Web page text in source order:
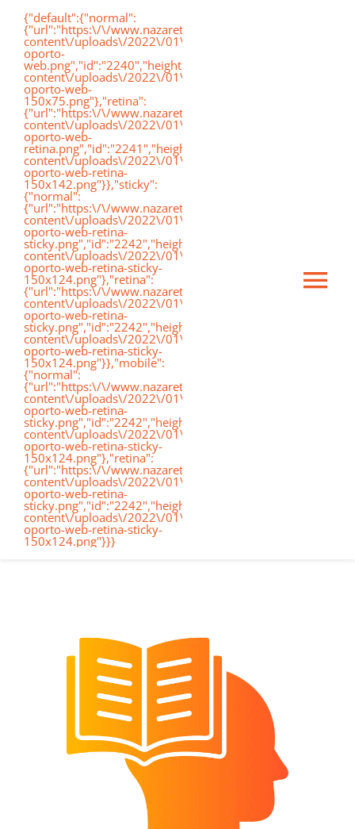
Saltar
contenido
{"default":{"normal":
{"url":"https:\/\/www.nazaretoporto.org\/wp-
content\/uploads\/2022\/01\/logo-
oporto-
content\/uploads\/2022\/01\/logo-
oporto-web-
150x75.png"},"retina":
{"url":"https:\/\/www.nazaretoporto.org\/wp-
content\/uploads\/2022\/01\/logo-
oporto-web-
content\/uploads\/2022\/01\/logo-
oporto-web-retina-
150x142.png"}},"sticky":
{"normal":
{"url":"https:\/\/www.nazaretoporto.org\/wp-
content\/uploads\/2022\/01\/logo-
oporto-web-retina-
content\/uploads\/2022\/01\/logo-
oporto-web-retina-sticky-
150x124.png"},"retina":
{"url":"https:\/\/www.nazaretoporto.org\/wp-
content\/uploads\/2022\/01\/logo-
oporto-web-retina-
content\/uploads\/2022\/01\/logo-
oporto-web-retina-sticky-
150x124.png"}},"mobile":
{"normal":
{"url":"https:\/\/www.nazaretoporto.org\/wp-
content\/uploads\/2022\/01\/logo-
oporto-web-retina-
content\/uploads\/2022\/01\/logo-
oporto-web-retina-sticky-
150x124.png"},"retina":
{"url":"https:\/\/www.nazaretoporto.org\/wp-
content\/uploads\/2022\/01\/logo-
oporto-web-retina-
content\/uploads\/2022\/01\/logo-
oporto-web-retina-sticky-
150x124.png"}}}
Inicio
Conócenos
Etapas educativas
Nuestro Cole
Virtual School